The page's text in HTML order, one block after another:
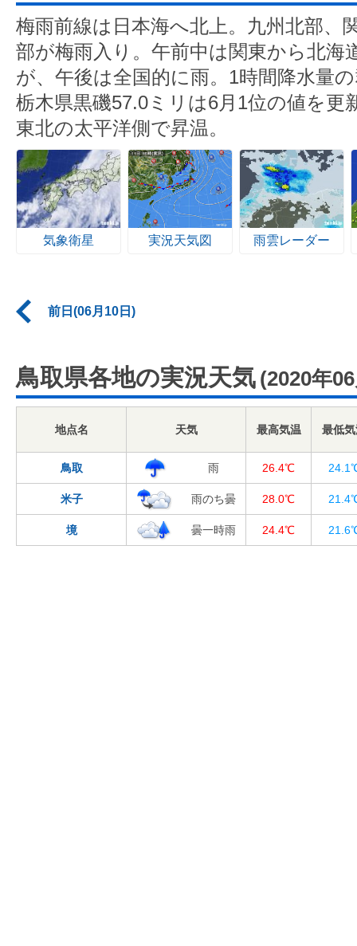
梅雨前線は日本海へ北上。九州北部、
部が梅雨入り。午前中は関東から北海
が、午後は全国的に雨。1時間降水量
栃木県黒磯57.0ミリは6月1位の値を更
東北の太平洋側で昇温。
気象衛星 実況天気図 雨雲レーダー
前日(06月10日)
鳥取県各地の実況天気 (2020年
地点名 天気 最高気温 最低
鳥取 雨 26.4℃
米子 雨のち曇 28.0℃
境 曇一時雨 24.4℃